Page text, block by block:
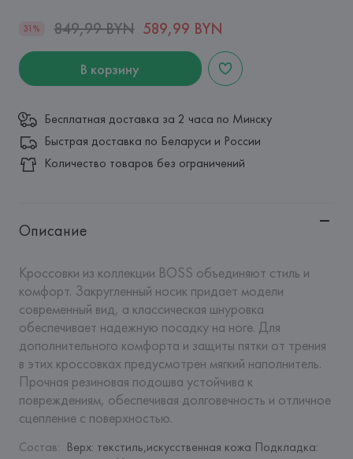
31% 849,99 BYN 589,99 BYN
В корзину
Бесплатная доставка за 2 часа по Минску
Быстрая доставка по Беларуси и России
Количество товаров без ограничений
Описание
Кроссовки из коллекции BOSS объединяют стиль и
комфорт. Закругленный носик придает модели
современный вид, а классическая шнуровка
обеспечивает надежную посадку на ноге. Для
дополнительного комфорта и защиты пятки от трения
в этих кроссовках предусмотрен мягкий наполнитель.
Прочная резиновая подошва устойчива к
повреждениям, обеспечивая долговечность и отличное
сцепление с поверхностью.
Состав: Верх: текстиль,искусственная кожа Подкладка: